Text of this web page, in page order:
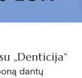
„Denticija“
dantų